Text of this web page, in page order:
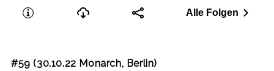
#59 (30.10.22 Monarch, Berlin)